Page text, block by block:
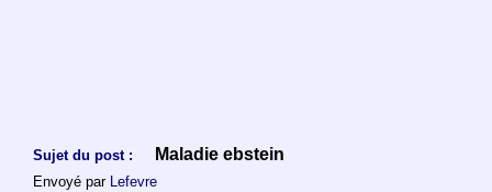
Sujet du post : Maladie ebstein
Envoyé par Lefevre